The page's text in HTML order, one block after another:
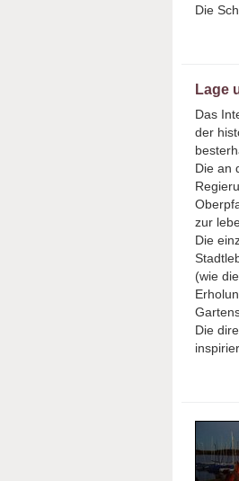
Die
Lage
Das
der
Die an
zur
Die
(wie
Die